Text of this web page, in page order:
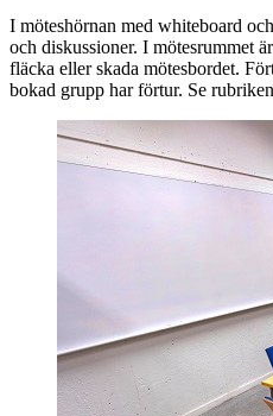
I möteshörnan med whiteboard
och diskussioner. I mötesrummet
fläcka eller skada mötesbordet.
bokad grupp har förtur. Se